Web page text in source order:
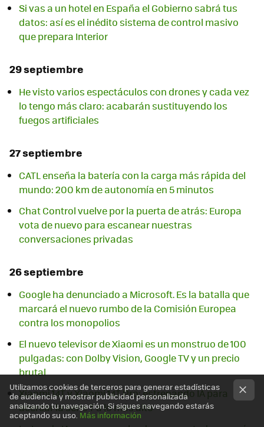
Si vas a un hotel en España el Gobierno sabrá tus
datos: así es el inédito sistema de control masivo
que prepara Interior
29 septiembre
He visto varios espectáculos con drones y cada vez
lo tengo más claro: acabarán sustituyendo los
fuegos artificiales
27 septiembre
CATL enseña la batería con la carga más rápida del
mundo: 200 km de autonomía en 5 minutos
Chat Control vuelve por la puerta de atrás: Europa
vota de nuevo para escanear nuestras
conversaciones privadas
26 septiembre
Google ha denunciado a Microsoft. Es la batalla que
marcará el nuevo rumbo de la Comisión Europea
contra los monopolios
El nuevo televisor de Xiaomi es un monstruo de 100
pulgadas: con Dolby Vision, Google TV y un precio
brutal
Xiaomi 14T y Xiaomi 14T Pro: estrenando IA para
acercar la serie T a lo más alto
Utilizamos cookies de terceros para generar estadísticas
de audiencia y mostrar publicidad personalizada
analizando tu navegación. Si sigues navegando estarás
aceptando su uso. Más información